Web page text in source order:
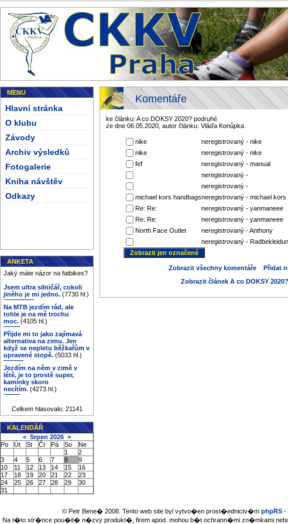
MENU
Hlavní stránka
O klubu
Závody
Archiv výsledků
Fotogalerie
Kniha návštěv
Odkazy
ANKETA
Jaký máte názor na fatbikes?
Jsem ultra silničář, cokoli
jiného je mi jedno. (7730 hl.)
Na MTB jezdím rád, ale
tohle je na mě trochu
moc. (4105 hl.)
Přijde mi to jako zajímavá
alternativa na zimu. Jen
když se nepletu běžkařům v
upravené stopě. (5033 hl.)
Jezdím na něm v zimě v
létě, je to prostě super,
kamínky skoro
necítím. (4273 hl.)
Celkem hlasovalo: 21141
KALENDÁŘ
< Srpen 2026 >
Po
Út St Čt Pá So
Ne
1
2
3
4 5 6 7 8
9
10
11 12 13 14 15
16
17
18 19 20 21 22
23
24
25 26 27 28 29
30
31
Komentáře
ke článku: A co DOKSY 2020? podruhé
ze dne 06.05.2020, autor článku: Vláďa Konůpka
nike neregistrovaný - nike
nike
neregistrovaný - nike
fef
neregistrovaný - manual
neregistrovaný -
neregistrovaný -
michael kors handbagsneregistrovaný - michael kors
Re: Re:
neregistrovaný - yanmaneee
Re: Re:
neregistrovaný - yanmaneee
North Face Outlet
neregistrovaný - Anthony
neregistrovaný -
Zobrazit všechny komentáře
Přidat
Zobrazit článek A co DOKSY
© Petr Bene� 2008. Tento web site byl vytvo�en prost�ednictv�m phpRS -
Na t�to str�nce pou�it� n�zvy produkt�, firem apod. mohou b�t ochrann�mi zn�mkami